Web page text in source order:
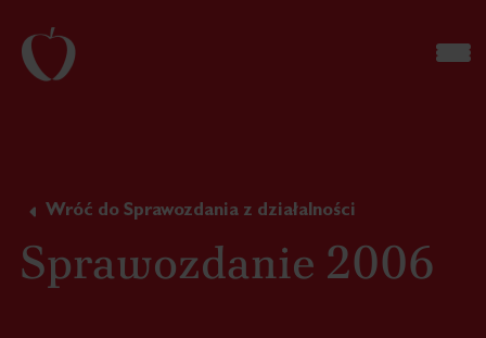
Wróć do Sprawozdania z działalności
Sprawozdanie 2006